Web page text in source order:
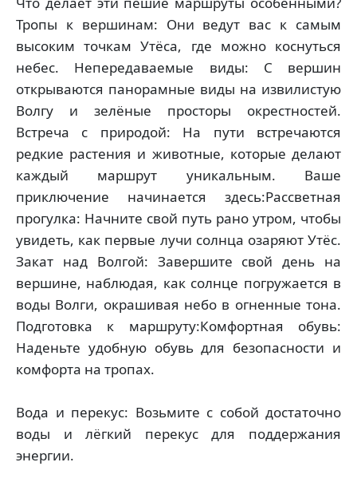
Тропы к вершинам: Они ведут вас к самым
высоким точкам Утёса, где можно коснуться
небес. Непередаваемые виды: С вершин
открываются панорамные виды на извилистую
Волгу и зелёные просторы окрестностей.
Встреча с природой: На пути встречаются
редкие растения и животные, которые делают
каждый маршрут уникальным. Ваше
приключение начинается здесь:Рассветная
прогулка: Начните свой путь рано утром, чтобы
увидеть, как первые лучи солнца озаряют Утёс.
Закат над Волгой: Завершите свой день на
вершине, наблюдая, как солнце погружается в
воды Волги, окрашивая небо в огненные тона.
Подготовка к маршруту:Комфортная обувь:
Наденьте удобную обувь для безопасности и
комфорта на тропах.
Вода и перекус: Возьмите с собой достаточно
воды и лёгкий перекус для поддержания
энергии.